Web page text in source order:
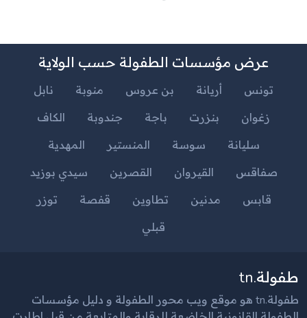
عرض مؤسسات الطفولة حسب الولاية
تونس أريانة بن عروس منوبة
نابل
زغوان
بنزرت باجة جندوبة
الكاف
سليانة
سوسة المنستير
المهدية
صفاقس
القيروان القصرين
سيدي بوزيد
قابس
مدنين تطاوين قفصة
توزر
قبلي
طفولة.tn
طفولة.tn هو موقع ويب محور الطفولة و دليل مؤسسات